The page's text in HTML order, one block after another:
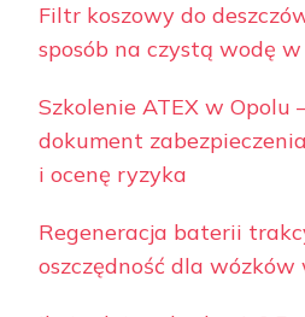
Filtr koszowy do
sposób na czystą wodę
Szkolenie ATEX w
dokument
i ocenę ryzyka
Regeneracja baterii
oszczędność dla wózków